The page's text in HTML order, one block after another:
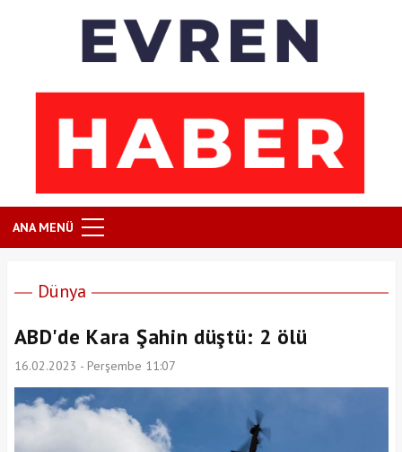
ANA MENÜ
Dünya
ABD'de Kara Şahin düştü: 2 ölü
16.02.2023 - Perşembe 11:07